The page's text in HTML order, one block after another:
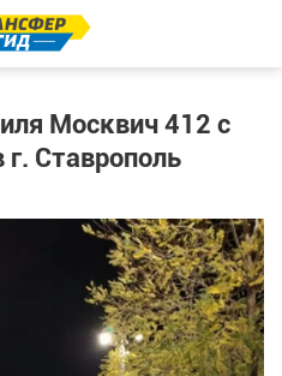
Москвич 412 с
Ставрополь